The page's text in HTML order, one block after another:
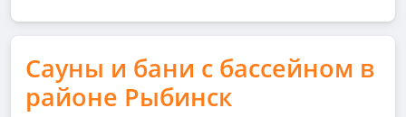
Сауны и бани с бассейном в
районе Рыбинск